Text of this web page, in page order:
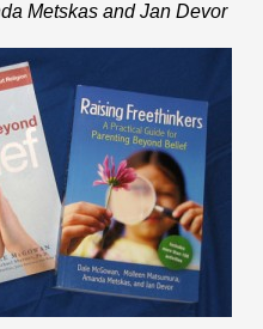
Metskas and Jan Devor